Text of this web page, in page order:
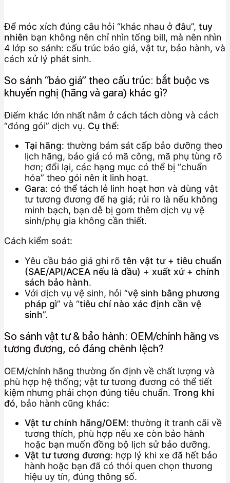
Để móc xích đúng câu hỏi “khác nhau ở đâu”, tuy
nhiên bạn không nên chỉ nhìn tổng bill, mà nên nhìn
4 lớp so sánh: cấu trúc báo giá, vật tư, bảo hành, và
cách xử lý phát sinh.
So sánh “báo giá” theo cấu trúc: bắt buộc vs
khuyến nghị (hãng và gara) khác gì?
Điểm khác lớn nhất nằm ở cách tách dòng và cách
“đóng gói” dịch vụ. Cụ thể:
Tại hãng: thường bám sát cấp bảo dưỡng theo
lịch hãng, báo giá có mã công, mã phụ tùng rõ
hơn; đổi lại, các hạng mục có thể bị “chuẩn
hóa” theo gói nên ít linh hoạt.
Gara: có thể tách lẻ linh hoạt hơn và dùng vật
tư tương đương để hạ giá; rủi ro là nếu không
minh bạch, bạn dễ bị gom thêm dịch vụ vệ
sinh/phụ gia không cần thiết.
Cách kiểm soát:
Yêu cầu báo giá ghi rõ tên vật tư + tiêu chuẩn
(SAE/API/ACEA nếu là dầu) + xuất xứ + chính
sách bảo hành.
Với dịch vụ vệ sinh, hỏi “vệ sinh bằng phương
pháp gì” và “tiêu chí nào xác định cần vệ
sinh”.
So sánh vật tư & bảo hành: OEM/chính hãng vs
tương đương, có đáng chênh lệch?
OEM/chính hãng thường ổn định về chất lượng và
phù hợp hệ thống; vật tư tương đương có thể tiết
kiệm nhưng phải chọn đúng tiêu chuẩn. Trong khi
đó, bảo hành cũng khác:
Vật tư chính hãng/OEM: thường ít tranh cãi về
tương thích, phù hợp nếu xe còn bảo hành
hoặc bạn muốn đồng bộ lịch sử bảo dưỡng.
Vật tư tương đương: hợp lý khi xe đã hết bảo
hành hoặc bạn đã có thói quen chọn thương
hiệu uy tín, đúng thông số.